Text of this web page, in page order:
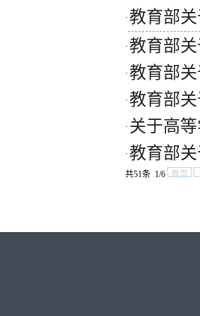
· 教育部
· 教育部
· 教育部
· 教育部
· 关于高
· 教育部
共51条 1/6 首页